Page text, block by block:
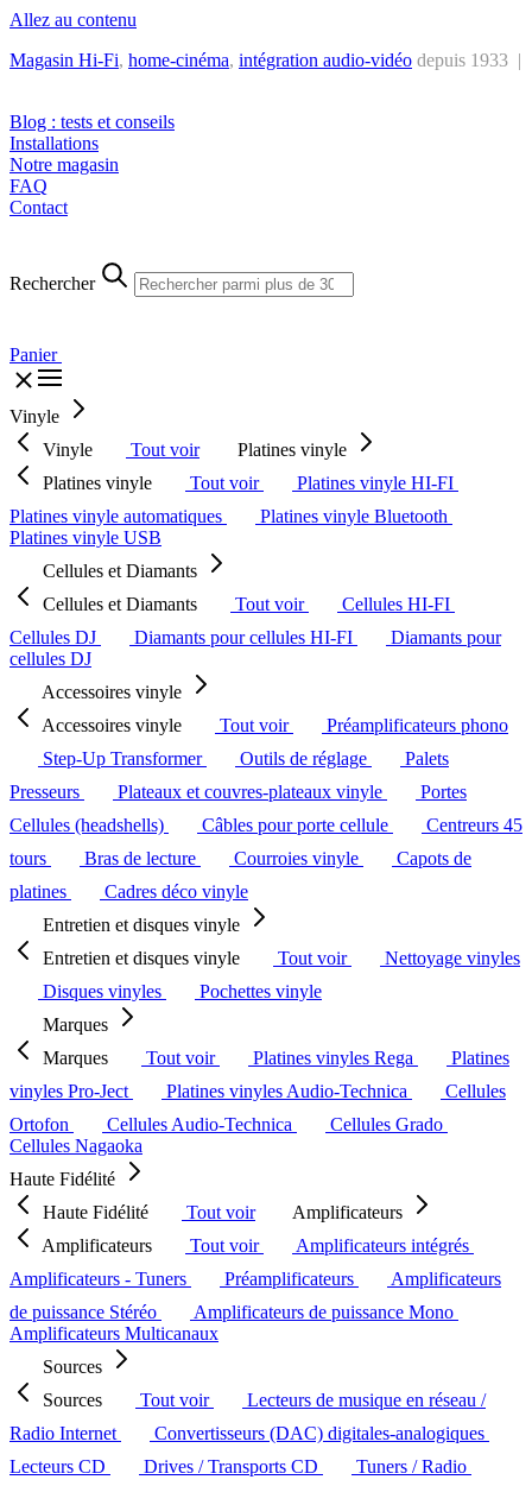
Allez au contenu
Magasin Hi-Fi, home-cinéma, intégration audio-vidéo depuis 1933 |
Blog : tests et conseils
Installations
Notre magasin
FAQ
Contact
Rechercher
Panier
Vinyle
Vinyle
Tout voir
Platines vinyle
Platines vinyle
Tout voir
Platines vinyle HI-FI
Platines vinyle automatiques
Platines vinyle Bluetooth
Platines vinyle USB
Cellules et Diamants
Cellules et Diamants
Tout voir
Cellules HI-FI
Cellules DJ
Diamants pour cellules HI-FI
Diamants pour
cellules DJ
Accessoires vinyle
Accessoires vinyle
Tout voir
Préamplificateurs phono
Step-Up Transformer
Outils de réglage
Palets
Presseurs
Plateaux et couvres-plateaux vinyle
Portes
Cellules (headshells)
Câbles pour porte cellule
Centreurs 45
tours
Bras de lecture Courroies vinyle
Capots de
platines
Cadres déco vinyle
Entretien et disques vinyle
Entretien et disques vinyle
Tout voir
Nettoyage vinyles
Disques vinyles
Pochettes vinyle
Marques
Marques
Tout voir Platines vinyles Rega
Platines
vinyles Pro-Ject
Platines vinyles Audio-Technica
Cellules
Ortofon
Cellules Audio-Technica
Cellules Grado
Cellules Nagaoka
Haute Fidélité
Haute Fidélité
Tout voir
Amplificateurs
Amplificateurs
Tout voir
Amplificateurs intégrés
Amplificateurs - Tuners
Préamplificateurs
Amplificateurs
de puissance Stéréo
Amplificateurs de puissance Mono
Amplificateurs Multicanaux
Sources
Sources
Tout voir
Lecteurs de musique en réseau /
Radio Internet
Convertisseurs (DAC) digitales-analogiques
Lecteurs CD
Drives / Transports CD
Tuners / Radio